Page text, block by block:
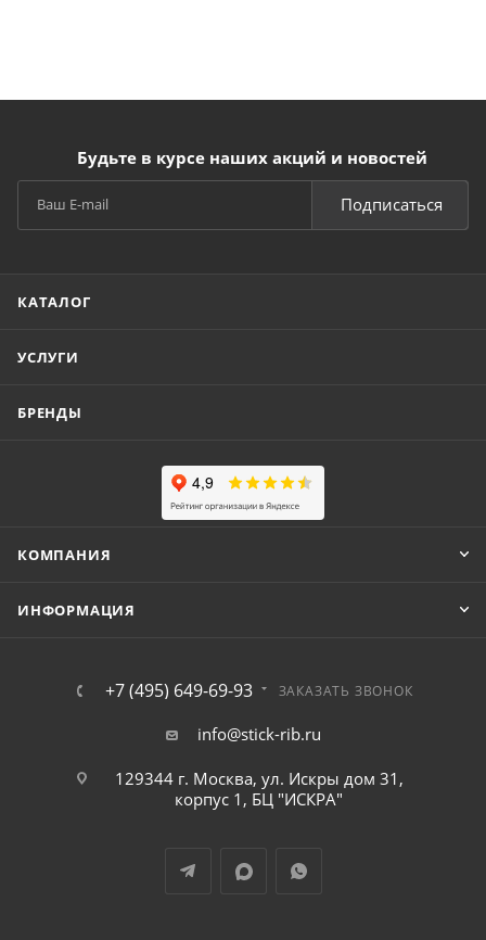
Будьте в курсе наших акций и новостей
Подписаться
КАТАЛОГ
УСЛУГИ
БРЕНДЫ
КОМПАНИЯ
ИНФОРМАЦИЯ
+7 (495) 649-69-93 ЗАКАЗАТЬ ЗВОНОК
info@stick-rib.ru
129344 г. Москва, ул. Искры дом 31,
корпус 1, БЦ "ИСКРА"